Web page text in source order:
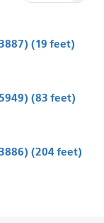
(19 feet)
(83 feet)
(204 feet)